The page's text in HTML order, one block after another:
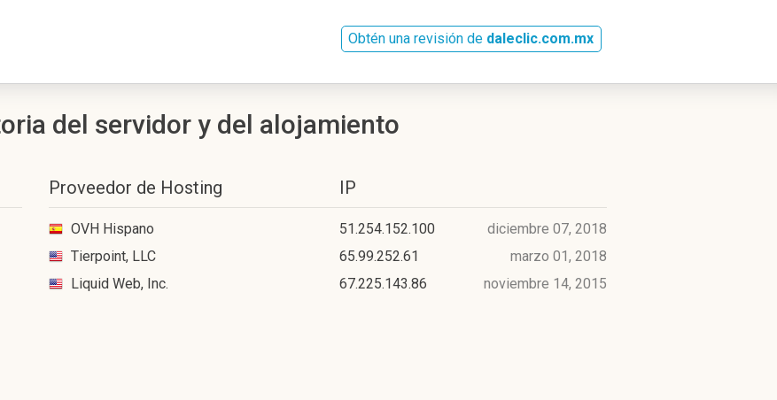
Obtén una revisión de daleclic.com.mx
del servidor y del alojamiento
Proveedor de Hosting IP
OVH Hispano 51.254.152.100
diciembre 07, 2018
Tierpoint, LLC
65.99.252.61
marzo 01, 2018
Liquid Web, Inc.
67.225.143.86 noviembre 14, 2015